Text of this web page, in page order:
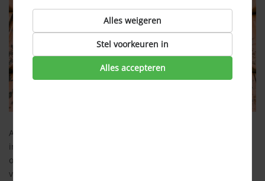
Als je schade aan je huis hebt door brand, bliksem, storm of
inbraak, dan kun je deze schade claimen bij je
opstalverzekering. Hoewel het wettelijk geen verplichte
verzekering is, ben je bij de meeste hypotheekverstrekkers
Alles weigeren
Stel voorkeuren in
Alles accepteren